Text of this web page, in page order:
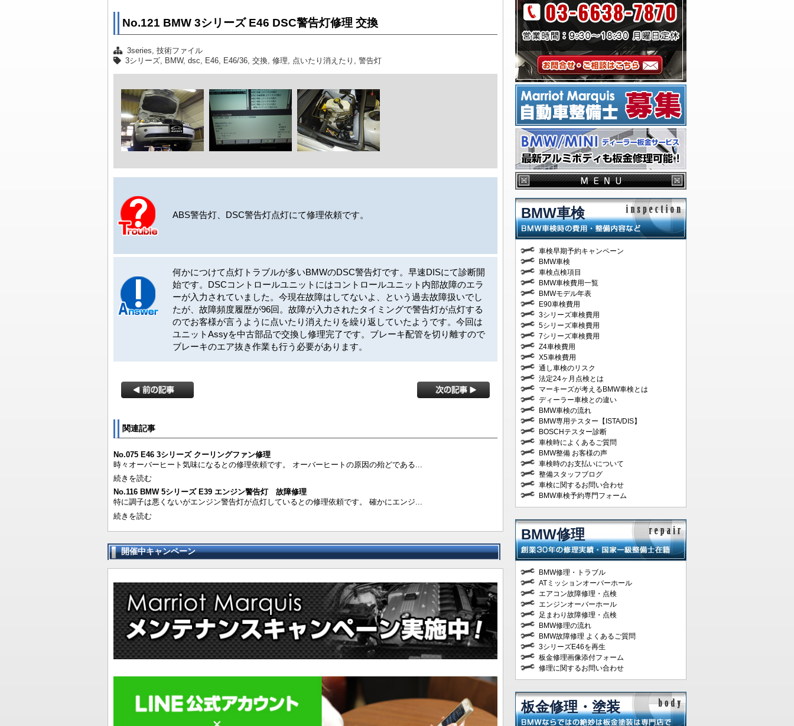
No.121 BMW 3シリーズ E46 DSC警告灯修理 交換
3series,技術ファイル
3シリーズ, BMW,dsc, E46, E46/36,交換,修理, 点いたり消えたり ,警告灯
ABS警告灯、DSC警告灯点灯にて修理依頼です。
何かにつけて点灯トラブルが多いBMWのDSC警告灯です。早速DISにて診断開
始です。DSCコントロールユニットにはコントロールユニット内部故障のエラ
ーが入力されていました。今現在故障はしてないよ、という過去故障扱いでし
たが、故障頻度履歴が96回。故障が入力されたタイミングで警告灯が点灯する
のでお客様が言うように点いたり消えたりを繰り返していたようです。今回は
ユニットAssyを中古部品で交換し修理完了です。ブレーキ配管を切り離すので
ブレーキのエア抜き作業も行う必要があります。
関連記事
No.075 E46 3シリーズ クーリングファン修理
時々オーバーヒート気味になるとの修理依頼です。 オーバーヒートの原因の殆どである...
続きを読む
No.116 BMW 5シリーズ E39 エンジン警告灯 故障修理
特に調子は悪くないがエンジン警告灯が点灯しているとの修理依頼です。 確かにエンジ...
続きを読む
開催中キャンペーン
BMW車検
車検早期予約キャンペーン
BMW車検
車検点検項目
BMW車検費用一覧
BMWモデル年表
E90車検費用
3シリーズ車検費用
5シリーズ車検費用
7シリーズ車検費用
Z4車検費用
X5車検費用
通し車検のリスク
法定24ヶ月点検とは
マーキーズが考えるBMW車検とは
ディーラー車検との違い
BMW車検の流れ
BMW専用テスター【ISTA/DIS】
BOSCHテスター診断
車検時によくあるご質問
BMW整備 お客様の声
車検時のお支払いについて
整備スタッフブログ
車検に関するお問い合わせ
BMW車検予約専門フォーム
BMW修理
BMW修理・トラブル
ATミッションオーバーホール
エアコン故障修理・点検
エンジンオーバーホール
足まわり故障修理・点検
BMW修理の流れ
BMW故障修理 よくあるご質問
3シリーズE46を再生
板金修理画像添付フォーム
修理に関するお問い合わせ
板金修理・塗装